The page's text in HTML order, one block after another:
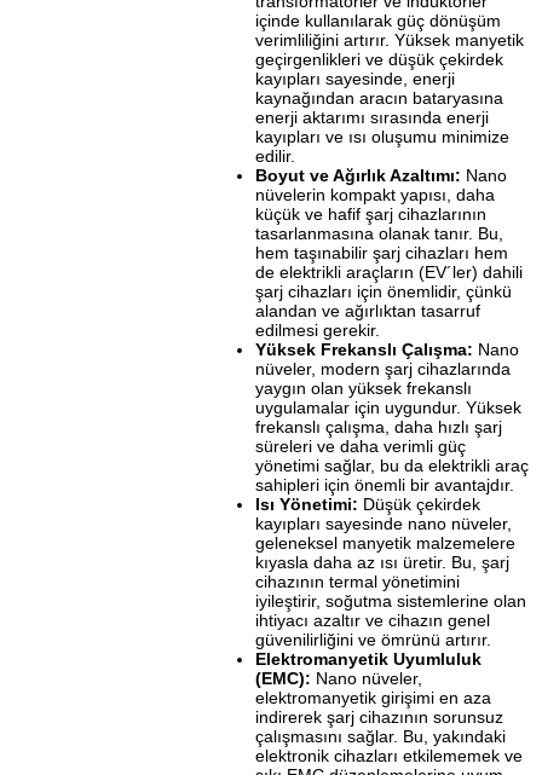
içinde kullanılarak güç dönüşüm
verimliliğini artırır. Yüksek manyetik
geçirgenlikleri ve düşük çekirdek
kayıpları sayesinde, enerji
kaynağından aracın bataryasına
enerji aktarımı sırasında enerji
kayıpları ve ısı oluşumu minimize
edilir.
Boyut ve Ağırlık Azaltımı: Nano
nüvelerin kompakt yapısı, daha
küçük ve hafif şarj cihazlarının
tasarlanmasına olanak tanır. Bu,
hem taşınabilir şarj cihazları hem
de elektrikli araçların (EV´ler) dahili
şarj cihazları için önemlidir, çünkü
alandan ve ağırlıktan tasarruf
edilmesi gerekir.
Yüksek Frekanslı Çalışma: Nano
nüveler, modern şarj cihazlarında
yaygın olan yüksek frekanslı
uygulamalar için uygundur. Yüksek
frekanslı çalışma, daha hızlı şarj
süreleri ve daha verimli güç
yönetimi sağlar, bu da elektrikli araç
sahipleri için önemli bir avantajdır.
Isı Yönetimi: Düşük çekirdek
kayıpları sayesinde nano nüveler,
geleneksel manyetik malzemelere
kıyasla daha az ısı üretir. Bu, şarj
cihazının termal yönetimini
iyileştirir, soğutma sistemlerine olan
ihtiyacı azaltır ve cihazın genel
güvenilirliğini ve ömrünü artırır.
Elektromanyetik Uyumluluk
(EMC): Nano nüveler,
elektromanyetik girişimi en aza
indirerek şarj cihazının sorunsuz
çalışmasını sağlar. Bu, yakındaki
elektronik cihazları etkilememek ve